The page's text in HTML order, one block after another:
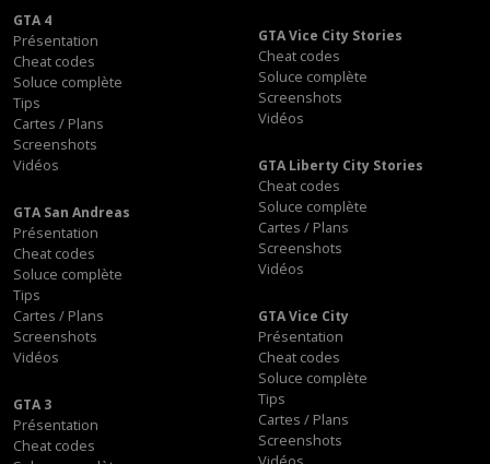
GTA 4
Présentation
Cheat codes
Soluce complète
Tips
Cartes / Plans
Screenshots
Vidéos
GTA Vice City Stories
Cheat codes
Soluce complète
Screenshots
Vidéos
GTA Liberty City Stories
Cheat codes
Soluce complète
Cartes / Plans
Screenshots
Vidéos
GTA San Andreas
Présentation
Cheat codes
Soluce complète
Tips
Cartes / Plans
Screenshots
Vidéos
GTA Vice City
Présentation
Cheat codes
Soluce complète
Tips
Cartes / Plans
Screenshots
GTA 3
Présentation
Cheat codes